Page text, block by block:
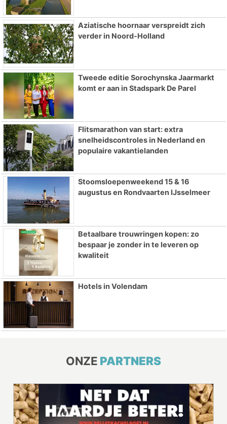
Aziatische hoornaar verspreidt zich
verder in Noord-Holland
Tweede editie Sorochynska Jaarmarkt
komt er aan in Stadspark De Parel
Flitsmarathon van start: extra
snelheidscontroles in Nederland en
populaire vakantielanden
Stoomsloepenweekend 15 & 16
augustus en Rondvaarten IJsselmeer
Betaalbare trouwringen kopen: zo
bespaar je zonder in te leveren op
kwaliteit
Hotels in Volendam
ONZE PARTNERS